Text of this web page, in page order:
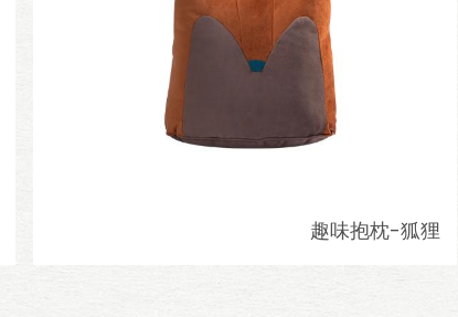
趣味抱枕-狐狸